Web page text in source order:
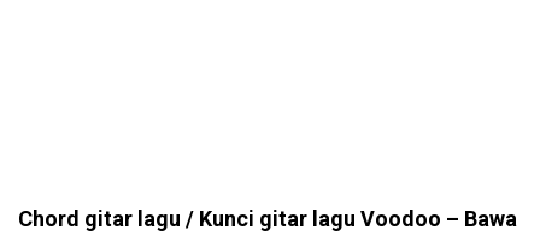
Chord gitar lagu / Kunci gitar lagu Voodoo – Bawa